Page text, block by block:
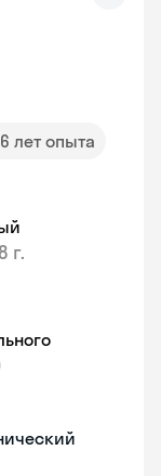
6 лет опыта
г.